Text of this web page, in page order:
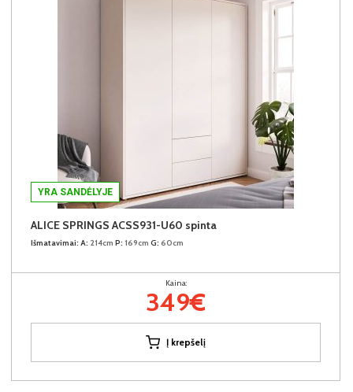
YRA SANDĖLYJE
ALICE SPRINGS ACSS931-U60 spinta
Išmatavimai: A: 214cm P: 169cm G: 60cm
Kaina:
349€
Į krepšelį